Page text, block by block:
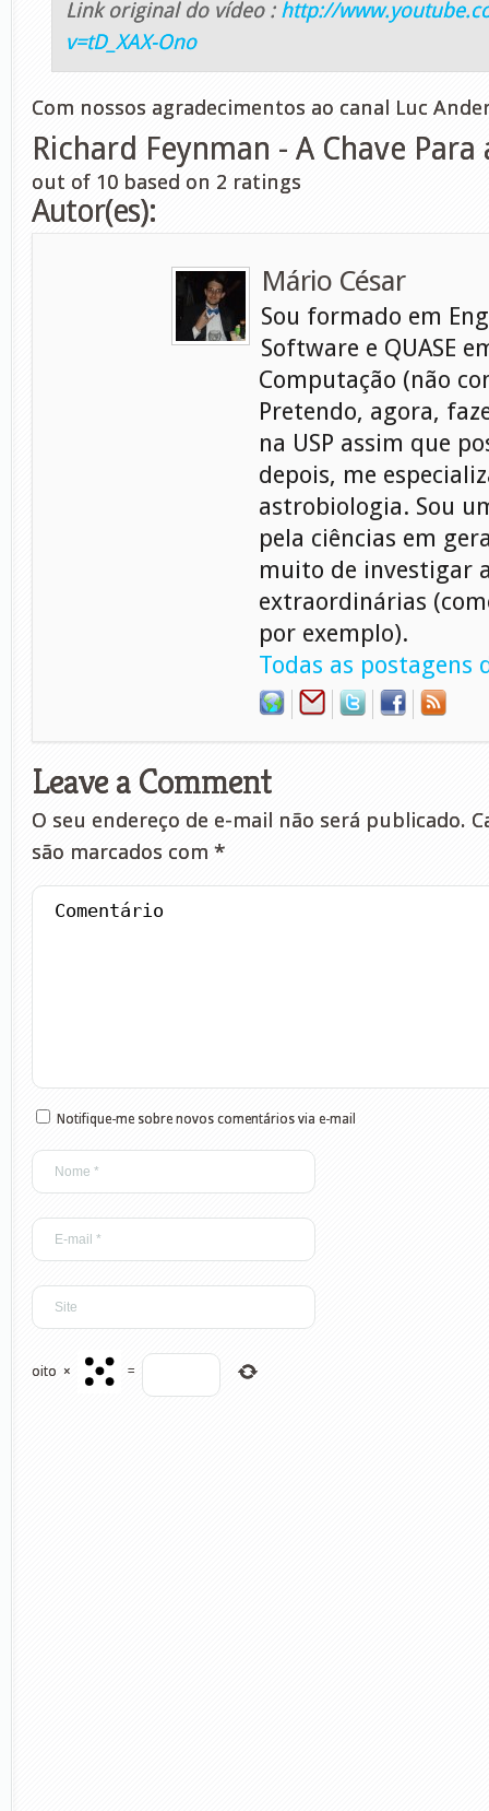
Link original do vídeo : http://
v=tD_XAX-Ono
Com nossos agradecimentos ao canal Luc
Richard Feynman - A Chave Para
out of 10 based on 2 ratings
Autor(es):
Mário César
Sou formado em
Software e QUASE
Computação (não
Pretendo, agora,
na USP assim que
depois, me
astrobiologia. Sou
pela ciências em
muito de investigar
extraordinárias
por exemplo).
Todas as postagens
Leave a Comment
O seu endereço de e-mail não será publicado.
são marcados com *
Notifique-me sobre novos comentários via e-mail
oito × =